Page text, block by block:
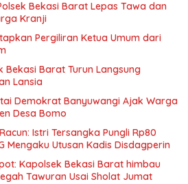
Bekasi Barat Lepas Tawa dan
Kranji
Pergiliran Ketua Umum dari
Bekasi Barat Turun Langsung
Lansia
Demokrat Banyuwangi Ajak Warga
Desa Bomo
Istri Tersangka Pungli Rp80
Mengaku Utusan Kadis Disdagperin
Kapolsek Bekasi Barat himbau
Tawuran Usai Sholat Jumat